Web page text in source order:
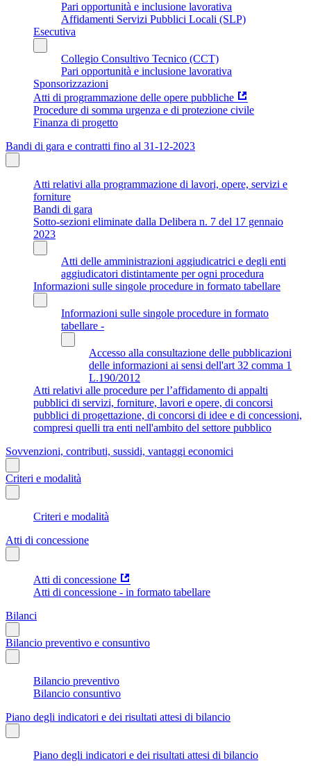
Pari opportunità e inclusione lavorativa
Affidamenti Servizi Pubblici Locali (SLP)
Esecutiva
Collegio Consultivo Tecnico (CCT)
Pari opportunità e inclusione lavorativa
Sponsorizzazioni
Atti di programmazione delle opere pubbliche
Procedure di somma urgenza e di protezione civile
Finanza di progetto
Bandi di gara e contratti fino al 31-12-2023
Atti relativi alla programmazione di lavori, opere, servizi e
forniture
Bandi di gara
Sotto-sezioni eliminate dalla Delibera n. 7 del 17 gennaio
2023
Atti delle amministrazioni aggiudicatrici e degli enti
aggiudicatori distintamente per ogni procedura
Informazioni sulle singole procedure in formato tabellare
Informazioni sulle singole procedure in formato
tabellare -
Accesso alla consultazione delle pubblicazioni
delle informazioni ai sensi dell'art 32 comma 1
L.190/2012
Atti relativi alle procedure per l’affidamento di appalti
pubblici di servizi, forniture, lavori e opere, di concorsi
pubblici di progettazione, di concorsi di idee e di concessioni,
compresi quelli tra enti nell'ambito del settore pubblico
Sovvenzioni, contributi, sussidi, vantaggi economici
Criteri e modalità
Criteri e modalità
Atti di concessione
Atti di concessione
Atti di concessione - in formato tabellare
Bilanci
Bilancio preventivo e consuntivo
Bilancio preventivo
Bilancio consuntivo
Piano degli indicatori e dei risultati attesi di bilancio
Piano degli indicatori e dei risultati attesi di bilancio